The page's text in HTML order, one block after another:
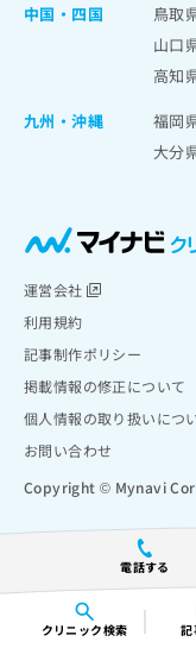
クリニック検索 記
電話する
中国・四国
鳥取
山口
高知
九州・沖縄
福岡
大分
運営会社
利用規約
記事制作ポリシー
掲載情報の修正について
個人情報の取り扱いにつ
お問い合わせ
Copyright © Mynavi